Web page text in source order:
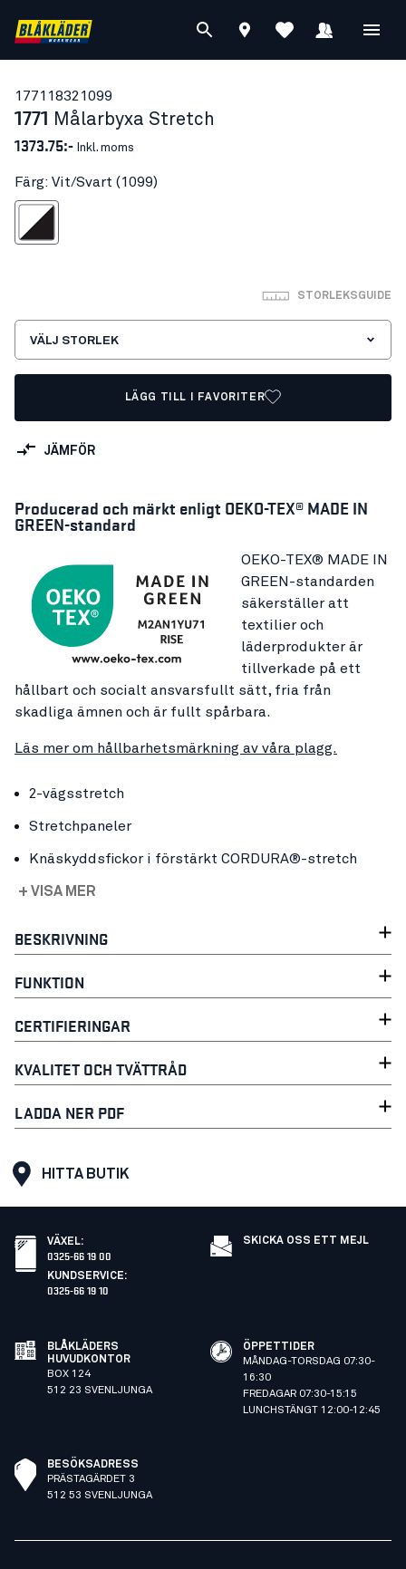
17711832 1099
1771 Målarbyxa Stretch
1373.75:- Inkl. moms
Färg: Vit/Svart (1099)
Vit/Svart
STORLEKSGUIDE
VÄLJ STORLEK
LÄGG TILL I FAVORITER
JÄMFÖR
Producerad och märkt enligt OEKO-TEX® MADE IN
GREEN-standard
OEKO-TEX® MADE IN
GREEN-standarden
säkerställer att
textilier och
läderprodukter är
tillverkade på ett
hållbart och socialt ansvarsfullt sätt, fria från
skadliga ämnen och är fullt spårbara.
Läs mer om hållbarhetsmärkning av våra plagg.
2-vägsstretch
Stretchpaneler
Knäskyddsfickor i förstärkt CORDURA®-stretch
+ VISA MER
BESKRIVNING
FUNKTION
CERTIFIERINGAR
KVALITET OCH TVÄTTRÅD
LADDA NER PDF
HITTA BUTIK
VÄXEL:
0325-66 19 00
KUNDSERVICE:
0325-66 19 10
SKICKA OSS ETT MEJL
BLÅKLÄDERS
HUVUDKONTOR
BOX 124
512 23 SVENLJUNGA
ÖPPETTIDER
MÅNDAG-TORSDAG 07:30-
16:30
FREDAGAR 07:30-15:15
LUNCHSTÄNGT 12:00-12:45
BESÖKSADRESS
PRÄSTAGÄRDET 3
512 53 SVENLJUNGA